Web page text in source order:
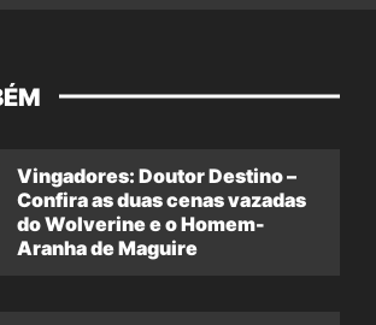
Vingadores: Doutor Destino –
Confira as duas cenas vazadas
do Wolverine e o Homem-
Aranha de Maguire